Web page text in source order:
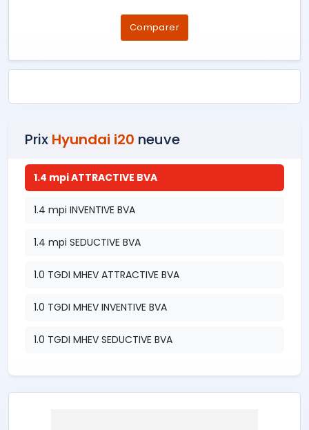
Comparer
Prix Hyundai i20 neuve
1.4 mpi ATTRACTIVE BVA
1.4 mpi INVENTIVE BVA
1.4 mpi SEDUCTIVE BVA
1.0 TGDI MHEV ATTRACTIVE BVA
1.0 TGDI MHEV INVENTIVE BVA
1.0 TGDI MHEV SEDUCTIVE BVA